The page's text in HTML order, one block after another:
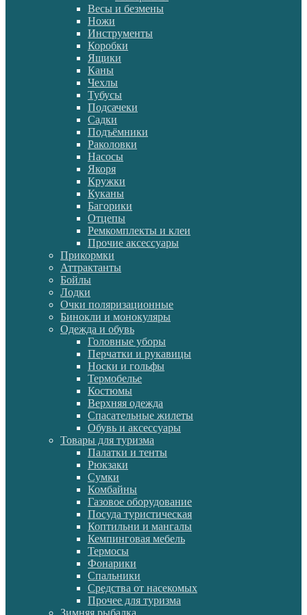
Весы и безмены
Ножи
Инструменты
Коробки
Ящики
Каны
Чехлы
Тубусы
Подсачеки
Садки
Подъёмники
Раколовки
Насосы
Якоря
Кружки
Куканы
Багорики
Отцепы
Ремкомплекты и клеи
Прочие аксессуары
Прикормки
Аттрактанты
Бойлы
Лодки
Очки поляризационные
Бинокли и монокуляры
Одежда и обувь
Головные уборы
Перчатки и рукавицы
Носки и гольфы
Термобелье
Костюмы
Верхняя одежда
Спасательные жилеты
Обувь и аксессуары
Товары для туризма
Палатки и тенты
Рюкзаки
Сумки
Комбайны
Газовое оборудование
Посуда туристическая
Коптильни и мангалы
Кемпинговая мебель
Термосы
Фонарики
Спальники
Средства от насекомых
Прочее для туризма
Зимняя рыбалка